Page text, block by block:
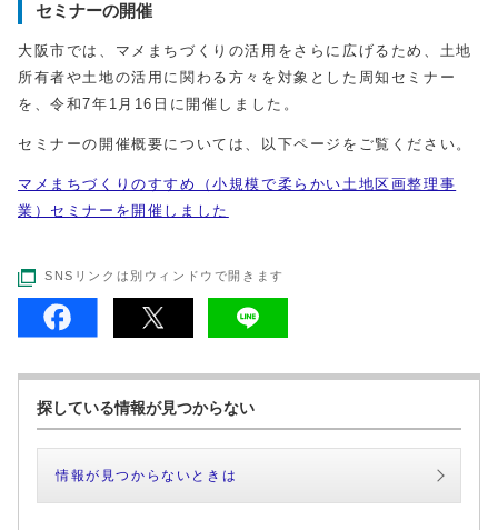
セミナーの開催
大阪市では、マメまちづくりの活用をさらに広げるため、土地
所有者や土地の活用に関わる方々を対象とした周知セミナー
を、令和7年1月16日に開催しました。
セミナーの開催概要については、以下ページをご覧ください。
マメまちづくりのすすめ（小規模で柔らかい土地区画整理事
業）セミナーを開催しました
SNSリンクは別ウィンドウで開きます
探している情報が見つからない
情報が見つからないときは